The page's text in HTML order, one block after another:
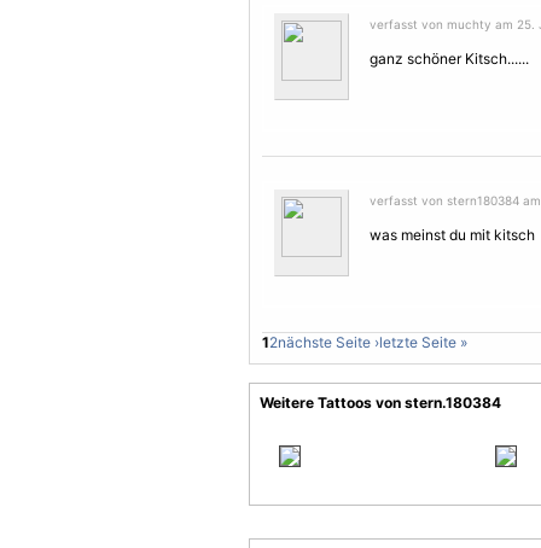
verfasst von muchty am 25.
ganz schöner Kitsch......
verfasst von stern180384
was meinst du mit kitsch
12nächste Seite ›letzte Seite »
Weitere Tattoos von stern.180384